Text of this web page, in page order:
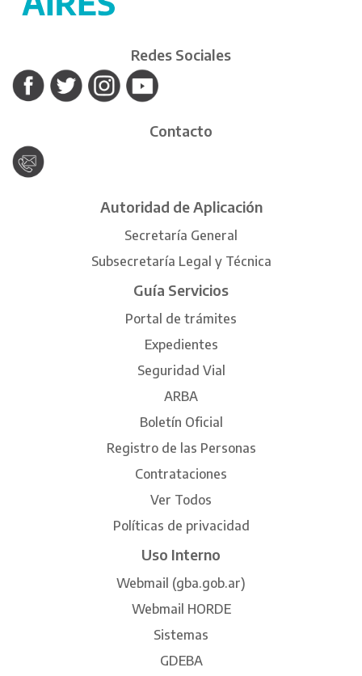
Redes Sociales
Contacto
Autoridad de Aplicación
Secretaría General
Subsecretaría Legal y Técnica
Guía Servicios
Portal de trámites
Expedientes
Seguridad Vial
ARBA
Boletín Oficial
Registro de las Personas
Contrataciones
Ver Todos
Políticas de privacidad
Uso Interno
Webmail (gba.gob.ar)
Webmail HORDE
Sistemas
GDEBA